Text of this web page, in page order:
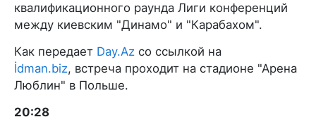
квалификационного раунда Лиги конференций
между киевским "Динамо" и "Карабахом".
Как передает Day.Az со ссылкой на
İdman.biz, встреча проходит на стадионе "Арена
Люблин" в Польше.
20:28